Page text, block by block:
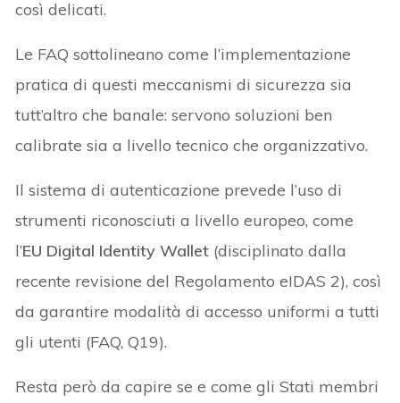
così delicati.
Le FAQ sottolineano come l’implementazione
pratica di questi meccanismi di sicurezza sia
tutt’altro che banale: servono soluzioni ben
calibrate sia a livello tecnico che organizzativo.
Il sistema di autenticazione prevede l’uso di
strumenti riconosciuti a livello europeo, come
l’EU Digital Identity Wallet (disciplinato dalla
recente revisione del Regolamento eIDAS 2), così
da garantire modalità di accesso uniformi a tutti
gli utenti (FAQ, Q19).
Resta però da capire se e come gli Stati membri